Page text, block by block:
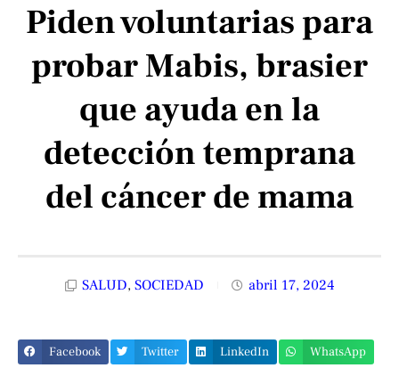
Piden voluntarias para
probar Mabis, brasier
que ayuda en la
detección temprana
del cáncer de mama
SALUD, SOCIEDAD abril 17, 2024
Facebook Twitter LinkedIn WhatsApp